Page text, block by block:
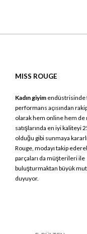
MISS ROUGE
Kadın giyim endüstrisinde
performans açısından
olarak hem online hem de
satışlarında en iyi kaliteyi
olduğu gibi sunmaya
Rouge, modayı takip
parçaları da müşterileri ile
buluşturmaktan büyük
duyuyor.